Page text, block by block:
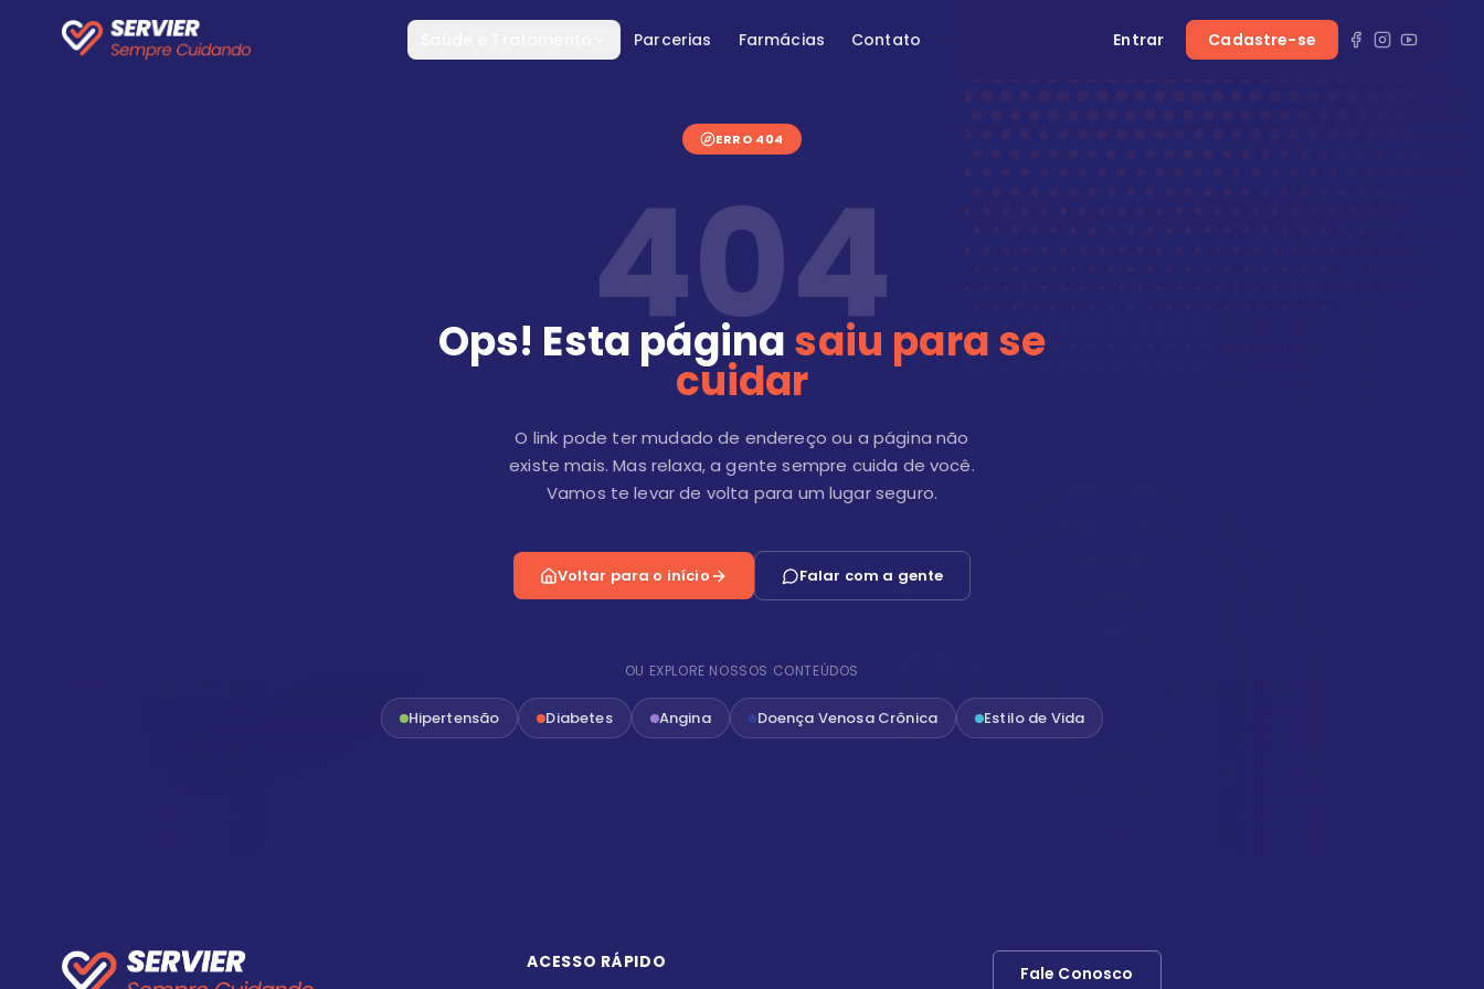
Parcerias Farmácias Contato Entrar Cadastre-se
ERRO 404
404
Ops! Esta páginasaiu para se
cuidar
O link pode ter mudado de endereço ou a página não
existe mais. Mas relaxa, a gente sempre cuida de você.
Vamos te levar de volta para um lugar seguro.
Voltar para o início Falar com a gente
OU EXPLORE NOSSOS CONTEÚDOS
Hipertensão Diabetes Angina Doença Venosa Crônica Estilo de Vida
ACESSO RÁPIDO
Fale Conosco